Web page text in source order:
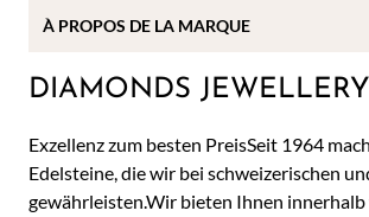
DIAMONDS JEWELLERY
Exzellenz zum besten PreisSeit 1964
Edelsteine, die wir bei schweizerischen
gewährleisten.Wir bieten Ihnen innerhalb
À PROPOS DE LA MARQUE